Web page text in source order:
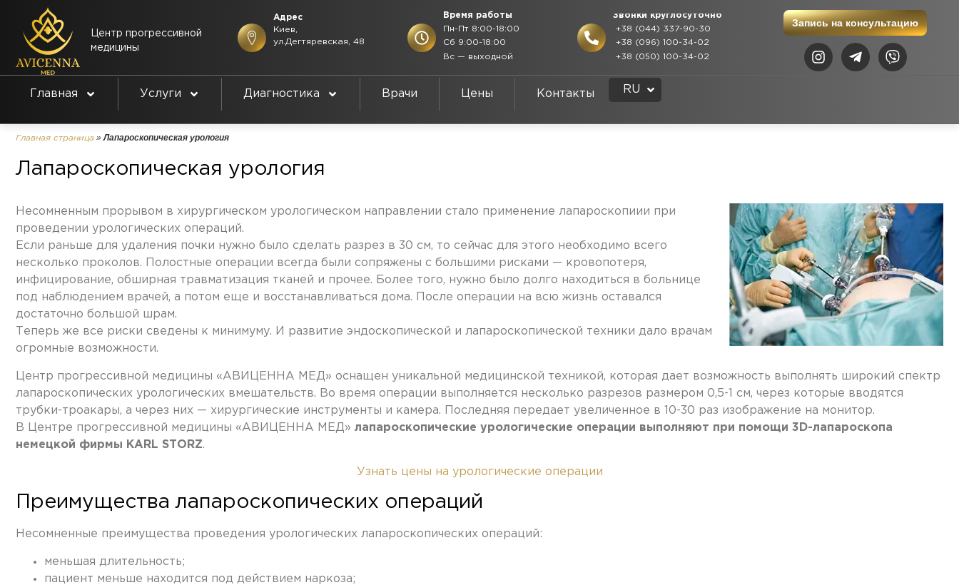
Центр прогрессивной
медицины
Адрес
Киев,
ул.Дегтяревская, 48
Время работы
Пн-Пт 8:00-18:00
Сб 9:00-18:00
Вс — выходной
Звонки круглосуточно
+38 (044) 337-90-30
+38 (096) 100-34-02
+38 (050) 100-34-02
Запись на консультацию
Главная Услуги Диагностика Врачи Цены Контакты RU
UK
Главная страница »Лапароскопическая урология
Лапароскопическая урология
Несомненным прорывом в хирургическом урологическом направлении стало применение лапароскопиии при
проведении урологических операций.
Если раньше для удаления почки нужно было сделать разрез в 30 см, то сейчас для этого необходимо всего
несколько проколов. Полостные операции всегда были сопряжены с большими рисками — кровопотеря,
инфицирование, обширная травматизация тканей и прочее. Более того, нужно было долго находиться в больнице
под наблюдением врачей, а потом еще и восстанавливаться дома. После операции на всю жизнь оставался
достаточно большой шрам.
Теперь же все риски сведены к минимуму. И развитие эндоскопической и лапароскопической техники дало врачам
огромные возможности.
Центр прогрессивной медицины «АВИЦЕННА МЕД» оснащен уникальной медицинской техникой, которая дает возможность выполнять широкий спектр
лапароскопических урологических вмешательств. Во время операции выполняется несколько разрезов размером 0,5-1 см, через которые вводятся
трубки-троакары, а через них — хирургические инструменты и камера. Последняя передает увеличенное в 10-30 раз изображение на монитор.
В Центре прогрессивной медицины «АВИЦЕННА МЕД» лапароскопические урологические операции выполняют при помощи 3D-лапароскопа
немецкой фирмы KARL STORZ.
Узнать цены на урологические операции
Преимущества лапароскопических операций
Несомненные преимущества проведения урологических лапароскопических операций:
меньшая длительность;
пациент меньше находится под действием наркоза;